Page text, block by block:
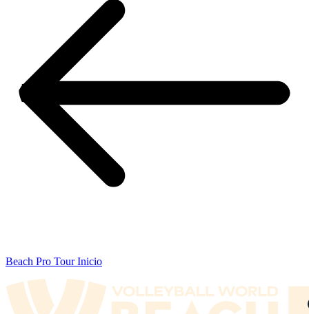
Beach Pro Tour Inicio